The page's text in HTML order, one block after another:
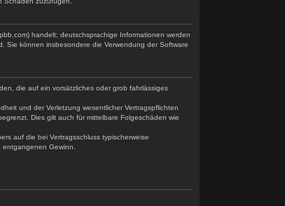
handelt; deutschsprachige Informationen werden
Sie können insbesondere die Verwendung der Software
die auf ein vorsätzliches oder grob fahrlässiges
und der Verletzung wesentlicher Vertragspflichten
Dies gilt auch für mittelbare Folgeschäden wie
auf die bei Vertragsschluss typischerweise
Gewinn.